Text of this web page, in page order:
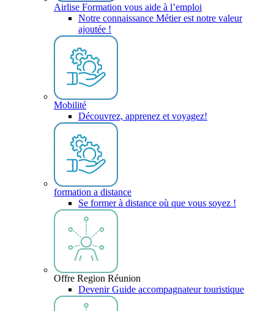
Airlise Formation vous aide à l’emploi
Notre connaissance Métier est notre valeur
ajoutée !
Mobilité
Découvrez, apprenez et voyagez!
formation a distance
Se former à distance où que vous soyez !
Offre Region Réunion
Devenir Guide accompagnateur touristique